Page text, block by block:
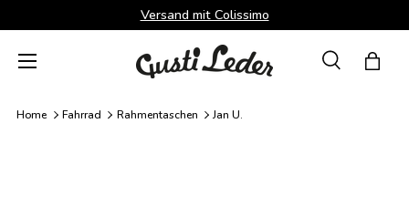
Direkt zum Inhalt
Versand mit Colissimo
Suche
Menü
Home Fahrrad Rahmentaschen Jan U.